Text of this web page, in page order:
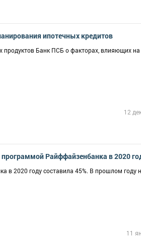
ипотечных кредитов
продуктов Банк ПСБ о факторах, влияющих на
12
Райффайзенбанка в 2020
2020 году составила 45%. В прошлом году
11